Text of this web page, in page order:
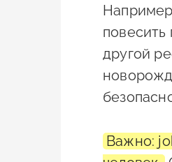
повесить
другой
Важно: